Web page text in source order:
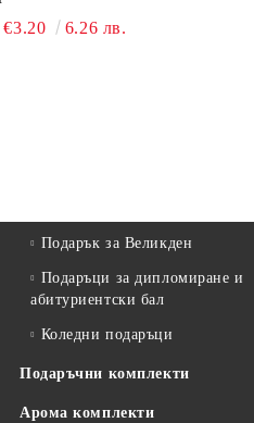
€3.20 6.26 лв.
Подарък за Великден
Подаръци за дипломиране и
абитуриентски бал
Коледни подаръци
Подаръчни комплекти
Арома комплекти